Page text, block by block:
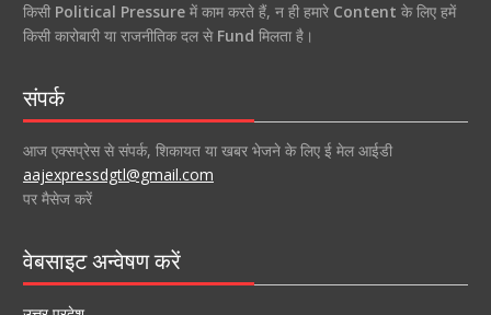
किसी Political Pressureमें काम करते हैं, न ही हमारे Content के लिए हमें
किसी कारोबारी या राजनीतिक दल से Fund मिलता है।
संपर्क
आज एक्सप्रेस से संपर्क, शिकायत या खबर भेजने के लिए ई मेल आईडी
aajexpressdgtl@gmail.com
पर मैसेज करें
वेबसाइट अन्वेषण करें